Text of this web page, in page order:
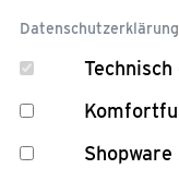
Datenschutzerklärung